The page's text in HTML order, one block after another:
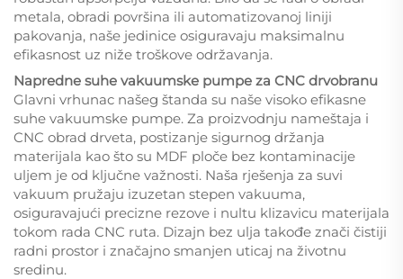
metala, obradi površina ili automatizovanoj liniji
pakovanja, naše jedinice osiguravaju maksimalnu
efikasnost uz niže troškove održavanja.
Napredne suhe vakuumske pumpe za CNC drvobranu
Glavni vrhunac našeg štanda su naše visoko efikasne
suhe vakuumske pumpe. Za proizvodnju nameštaja i
CNC obrad drveta, postizanje sigurnog držanja
materijala kao što su MDF ploče bez kontaminacije
uljem je od ključne važnosti. Naša rješenja za suvi
vakuum pružaju izuzetan stepen vakuuma,
osiguravajući precizne rezove i nultu klizavicu materijala
tokom rada CNC ruta. Dizajn bez ulja takođe znači čistiji
radni prostor i značajno smanjen uticaj na životnu
sredinu.